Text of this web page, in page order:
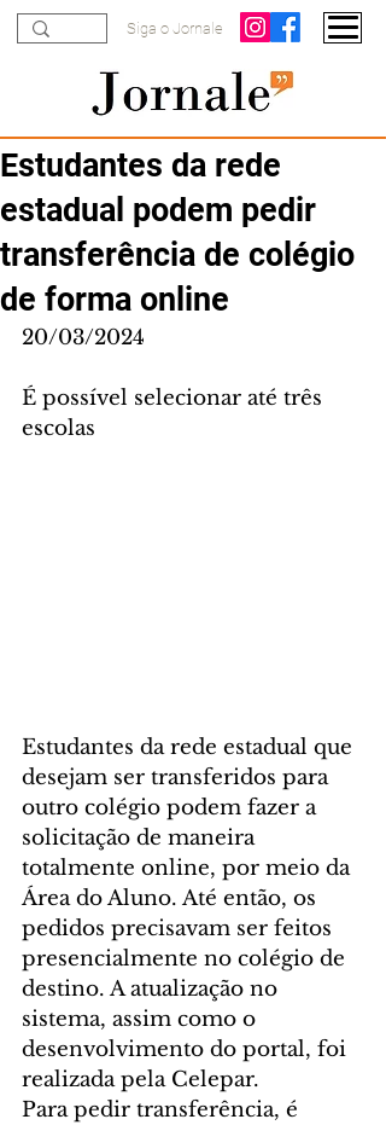
Siga o Jornale
Estudantes da rede
estadual podem pedir
transferência de colégio
de forma online
20/03/2024
É possível selecionar até três
escolas
Estudantes da rede estadual que
desejam ser transferidos para
outro colégio podem fazer a
solicitação de maneira
totalmente online, por meio da
Área do Aluno. Até então, os
pedidos precisavam ser feitos
presencialmente no colégio de
destino. A atualização no
sistema, assim como o
desenvolvimento do portal, foi
realizada pela Celepar.
Para pedir transferência, é